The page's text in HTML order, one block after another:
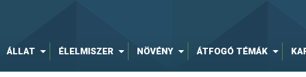
ÁLLAT ÉLELMISZER NÖVÉNY ÁTFOGÓ TÉMÁK